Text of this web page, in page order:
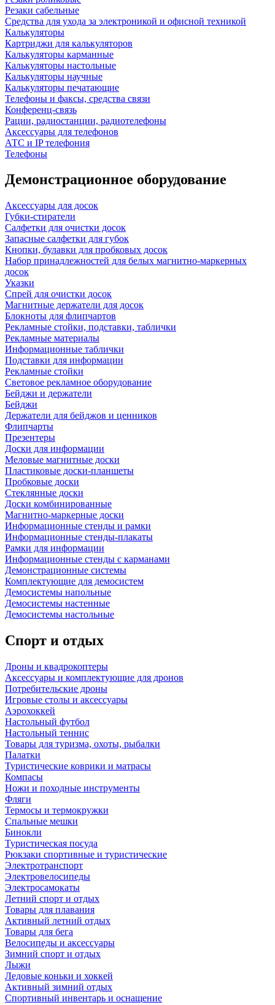
Резаки сабельные
Средства для ухода за электроникой и офисной техникой
Калькуляторы
Картриджи для калькуляторов
Калькуляторы карманные
Калькуляторы настольные
Калькуляторы научные
Калькуляторы печатающие
Телефоны и факсы, средства связи
Конференц-связь
Рации, радиостанции, радиотелефоны
Аксессуары для телефонов
АТС и IP телефония
Телефоны
Демонстрационное оборудование
Аксессуары для досок
Губки-стиратели
Салфетки для очистки досок
Запасные салфетки для губок
Кнопки, булавки для пробковых досок
Набор принадлежностей для белых магнитно-маркерных
досок
Указки
Спрей для очистки досок
Магнитные держатели для досок
Блокноты для флипчартов
Рекламные стойки, подставки, таблички
Рекламные материалы
Информационные таблички
Подставки для информации
Рекламные стойки
Световое рекламное оборудование
Бейджи и держатели
Бейджи
Держатели для бейджов и ценников
Флипчарты
Презентеры
Доски для информации
Меловые магнитные доски
Пластиковые доски-планшеты
Пробковые доски
Стеклянные доски
Доски комбинированные
Магнитно-маркерные доски
Информационные стенды и рамки
Информационные стенды-плакаты
Рамки для информации
Информационные стенды с карманами
Демонстрационные системы
Комплектующие для демосистем
Демосистемы напольные
Демосистемы настенные
Демосистемы настольные
Спорт и отдых
Дроны и квадрокоптеры
Аксессуары и комплектующие для дронов
Потребительские дроны
Игровые столы и аксессуары
Аэрохоккей
Настольный футбол
Настольный теннис
Товары для туризма, охоты, рыбалки
Палатки
Туристические коврики и матрасы
Компасы
Ножи и походные инструменты
Фляги
Термосы и термокружки
Спальные мешки
Бинокли
Туристическая посуда
Рюкзаки спортивные и туристические
Электротранспорт
Электровелосипеды
Электросамокаты
Летний спорт и отдых
Товары для плавания
Активный летний отдых
Товары для бега
Велосипеды и аксессуары
Зимний спорт и отдых
Лыжи
Ледовые коньки и хоккей
Активный зимний отдых
Спортивный инвентарь и оснащение